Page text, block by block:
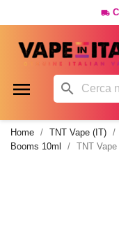

 
Home TNT Vape (IT)
Booms 10ml
TNT